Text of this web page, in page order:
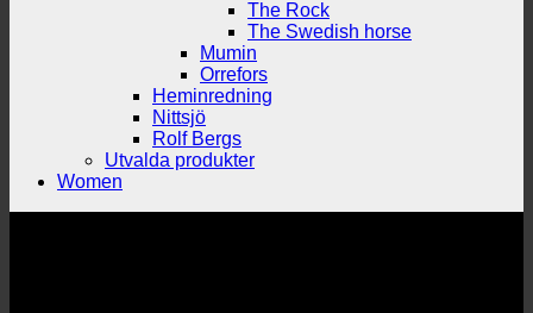
The Rock
The Swedish horse
Mumin
Orrefors
Heminredning
Nittsjö
Rolf Bergs
Utvalda produkter
Women